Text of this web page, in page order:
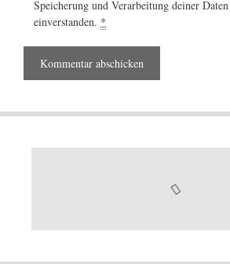
Speicherung und Verarbeitung deiner
einverstanden. *